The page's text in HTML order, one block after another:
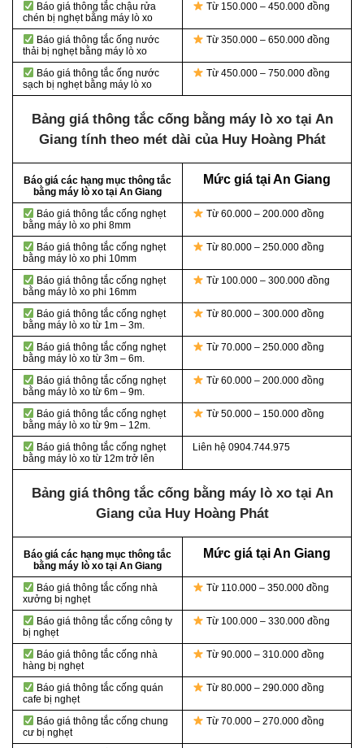
Báo giá thông tắc chậu rửa
chén bị nghẹt bằng máy lò xo
Từ 150.000 – 450.000 đồng
Báo giá thông tắc ống nước
thải bị nghẹt bằng máy lò xo
Từ 350.000 – 650.000 đồng
Báo giá thông tắc ống nước
sạch bị nghẹt bằng máy lò xo
Từ 450.000 – 750.000 đồng
Bảng giá thông tắc cống bằng máy lò xo tại An
Giang tính theo mét dài của Huy Hoàng Phát
Báo giá các hạng mục thông tắc
bằng máy lò xo tại An Giang
Mức giá tại An Giang
Báo giá thông tắc cống nghẹt
bằng máy lò xo phi 8mm
Từ 60.000 – 200.000 đồng
Báo giá thông tắc cống nghẹt
bằng máy lò xo phi 10mm
Từ 80.000 – 250.000 đồng
Báo giá thông tắc cống nghẹt
bằng máy lò xo phi 16mm
Từ 100.000 – 300.000 đồng
Báo giá thông tắc cống nghẹt
bằng máy lò xo từ 1m – 3m.
Từ 80.000 – 300.000 đồng
Báo giá thông tắc cống nghẹt
bằng máy lò xo từ 3m – 6m.
Từ 70.000 – 250.000 đồng
Báo giá thông tắc cống nghẹt
bằng máy lò xo từ 6m – 9m.
Từ 60.000 – 200.000 đồng
Báo giá thông tắc cống nghẹt
bằng máy lò xo từ 9m – 12m.
Từ 50.000 – 150.000 đồng
Báo giá thông tắc cống nghẹt
bằng máy lò xo từ 12m trở lên
Liên hệ 0904.744.975
Bảng giá thông tắc cống bằng máy lò xo tại An
Giang của Huy Hoàng Phát
Báo giá các hạng mục thông tắc
bằng máy lò xo tại An Giang
Mức giá tại An Giang
Báo giá thông tắc cống nhà
xưởng bị nghẹt
Từ 110.000 – 350.000 đồng
Báo giá thông tắc cống công ty
bị nghẹt
Từ 100.000 – 330.000 đồng
Báo giá thông tắc cống nhà
hàng bị nghẹt
Từ 90.000 – 310.000 đồng
Báo giá thông tắc cống quán
cafe bị nghẹt
Từ 80.000 – 290.000 đồng
Báo giá thông tắc cống chung
cư bị nghẹt
Từ 70.000 – 270.000 đồng